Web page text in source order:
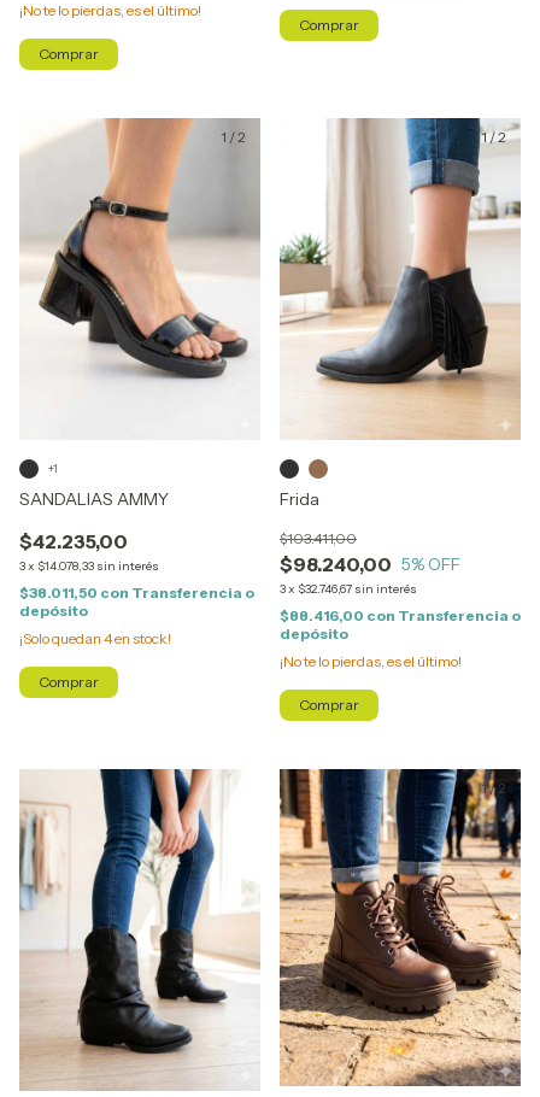
¡No te lo pierdas, es el último!
Comprar
Comprar
1 /2
SANDALIAS AMMY
$42.235,00
3x $14.078,33 sin interés
$38.011,50 con Transferencia o
depósito
¡Solo quedan 4en stock!
+1
Comprar
1/2
Frida
$98.240,00
$103.411,00
5% OFF
3x $32.746,67 sin interés
$88.416,00 con Transferencia o
depósito
¡No te lo pierdas, es el último!
Comprar
1/2